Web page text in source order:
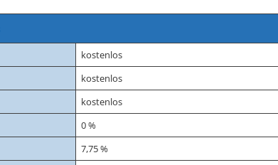
kostenlos
kostenlos
kostenlos
0 %
7,75 %